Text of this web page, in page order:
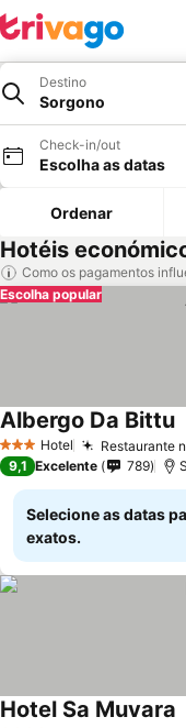
Destino
Sorgono
Check-in/out
Escolha as datas
Ordenar
Hotéis
Como os pagamentos
Escolha popular
3 EstrelasHotel Restaurante
Albergo Da Bittu
9,1 Excelente 789
Selecione as datas
exatos.
Hotel Sa Muvara